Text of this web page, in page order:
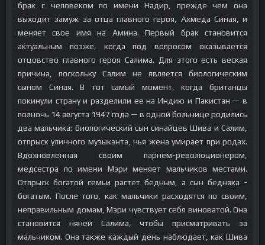
брак с человеком по имени Надир, прежде чем она
выходит замуж за отца главного героя, Ахмеда Синая, и
меняет свое имя на Амина. Первый брак становится
актуальным позже, когда под вопросом оказывается
отцовство главного героя Салима. Для этого есть веская
причина, поскольку Салим не является биологическим
сыном Синая. В тот самый момент, когда британцы
покинули страну и разделили ее на Индию и Пакистан — в
полночь 14 августа 1947 года — в одной больнице родились
два мальчика: биологический сын синайцев Шива и Салим,
отпрыск уличного музыканта, чья жена умирает при родах.
Вдохновленная своим парнем-революционером,
медсестра по имени Мэри меняет мальчиков местами.
Отпрыск богатой семьи растет бедным, а сын бедняка -
богатым. После того, как мальчики расходятся по своим,
неправильным домам, Мэри чувствует себя виноватой. Она
становится няней Салима, чтобы присматривать за
мальчиком. Она также каждый день наблюдает, как Шива